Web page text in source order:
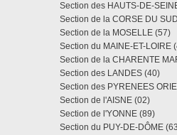
Section des HAUTS-DE-
Section de la CORSE DU
Section de la MOSELLE (57)
Section du MAINE-ET-LOIRE
Section de la CHARENTE
Section des LANDES (40)
Section des PYRENEES
Section de l'AISNE (02)
Section de l'YONNE (89)
Section du PUY-DE-DÔME